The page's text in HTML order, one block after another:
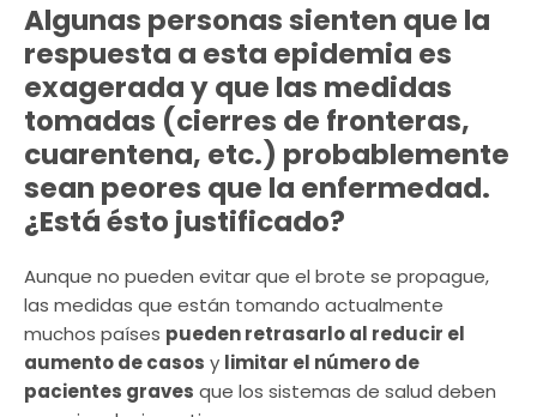
Algunas personas sienten que la
respuesta a esta epidemia es
exagerada y que las medidas
tomadas (cierres de fronteras,
cuarentena, etc.) probablemente
sean peores que la enfermedad.
¿Está ésto justificado?
Aunque no pueden evitar que el brote se propague,
las medidas que están tomando actualmente
muchos países pueden retrasarlo al reducir el
aumento de casos y limitar el número de
pacientes graves que los sistemas de salud deben